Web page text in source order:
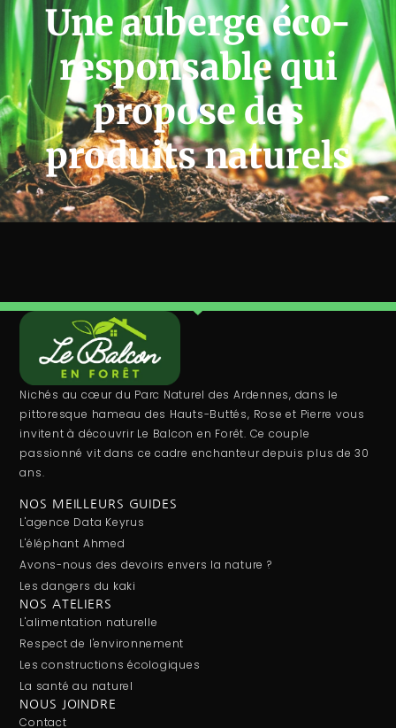
Une auberge éco-
responsable qui
propose des
produits naturels
Nichés au cœur du Parc Naturel des Ardennes, dans le
pittoresque hameau des Hauts-Buttés, Rose et Pierre vous
invitent à découvrir Le Balcon en Forêt. Ce couple
passionné vit dans ce cadre enchanteur depuis plus de 30
ans.
NOS MEILLEURS GUIDES
L'agence Data Keyrus
L'éléphant Ahmed
Avons-nous des devoirs envers la nature ?
Les dangers du kaki
NOS ATELIERS
L'alimentation naturelle
Respect de l'environnement
Les constructions écologiques
La santé au naturel
NOUS JOINDRE
Contact